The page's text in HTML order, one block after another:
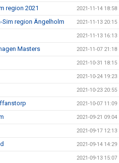
region 2021 2021-11-14 18:58
Sim region Ängelholm 2021-11-13 20:15
2021-11-13 16:13
Masters 2021-11-07 21:18
2021-10-31 18:15
2021-10-24 19:23
2021-10-23 20:55
2021-10-07 11:09
2021-09-21 09:04
2021-09-17 12:13
2021-09-14 14:29
2021-09-13 15:07